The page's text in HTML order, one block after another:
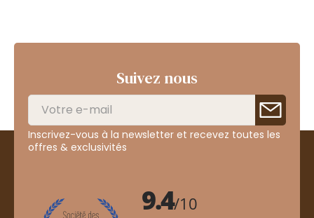
Suivez nous
Inscrivez-vous à la newsletter et recevez toutes les
offres & exclusivités